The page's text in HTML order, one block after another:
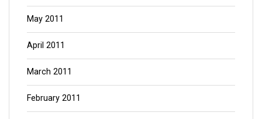
May 2011
April 2011
March 2011
February 2011